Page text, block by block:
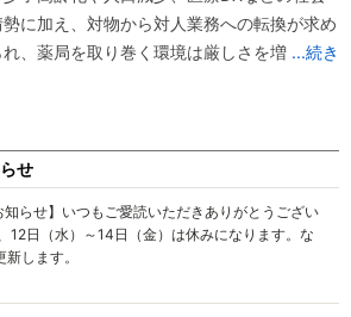
勢に加え、対物から対人業務への転換が求め
れ、薬局を取り巻く環境は厳しさを増 ...続き
せ
知らせ】いつもご愛読いただきありがとうござい
12日（水）～14日（金）は休みになります。な
します。